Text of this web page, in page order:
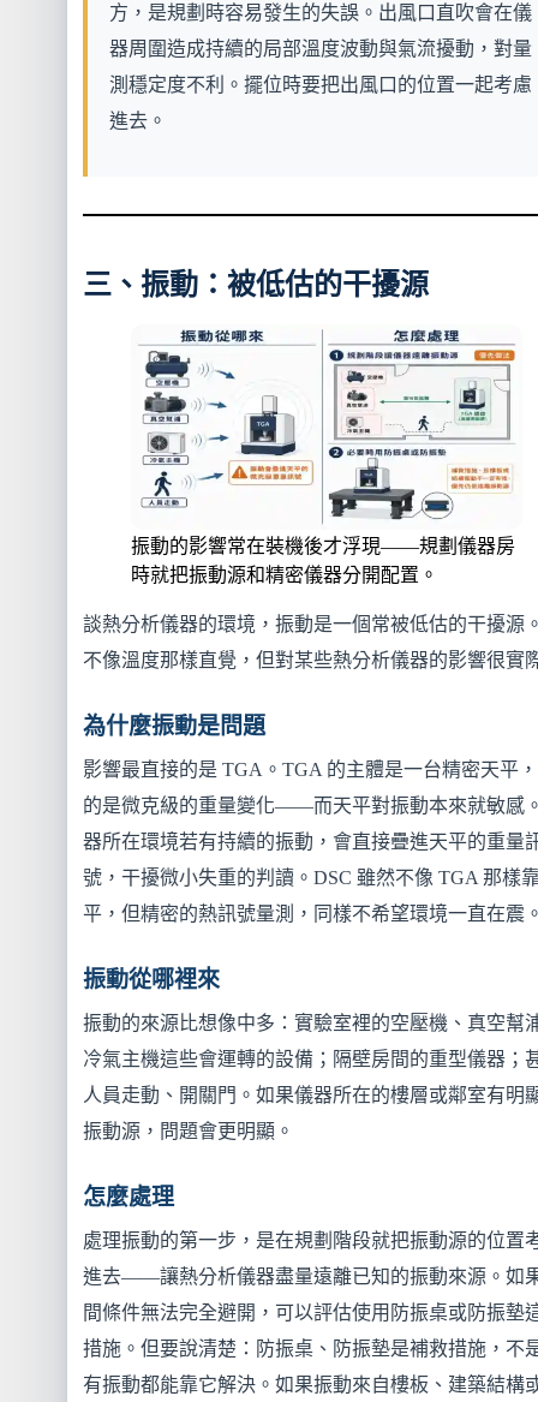
方，是規劃時容易發生的失誤。出風口直吹會在儀
器周圍造成持續的局部溫度波動與氣流擾動，對量
測穩定度不利。擺位時要把出風口的位置一起考慮
進去。
三、振動：被低估的干擾源
振動的影響常在裝機後才浮現——規劃儀器房
時就把振動源和精密儀器分開配置。
談熱分析儀器的環境，振動是一個常被低估的干擾源
不像溫度那樣直覺，但對某些熱分析儀器的影響很實
為什麼振動是問題
影響最直接的是 TGA。TGA 的主體是一台精密天平
的是微克級的重量變化——而天平對振動本來就敏感
器所在環境若有持續的振動，會直接疊進天平的重量
號，干擾微小失重的判讀。DSC 雖然不像 TGA 那樣
平，但精密的熱訊號量測，同樣不希望環境一直在震
振動從哪裡來
振動的來源比想像中多：實驗室裡的空壓機、真空幫
冷氣主機這些會運轉的設備；隔壁房間的重型儀器；
人員走動、開關門。如果儀器所在的樓層或鄰室有明
振動源，問題會更明顯。
怎麼處理
處理振動的第一步，是在規劃階段就把振動源的位置
進去——讓熱分析儀器盡量遠離已知的振動來源。如
間條件無法完全避開，可以評估使用防振桌或防振墊
措施。但要說清楚：防振桌、防振墊是補救措施，不
有振動都能靠它解決。如果振動來自樓板、建築結構